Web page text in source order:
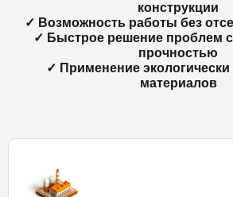
конструкции
✓ Возможность работы без
✓ Быстрое решение проблем
прочностью
✓ Применение
материалов